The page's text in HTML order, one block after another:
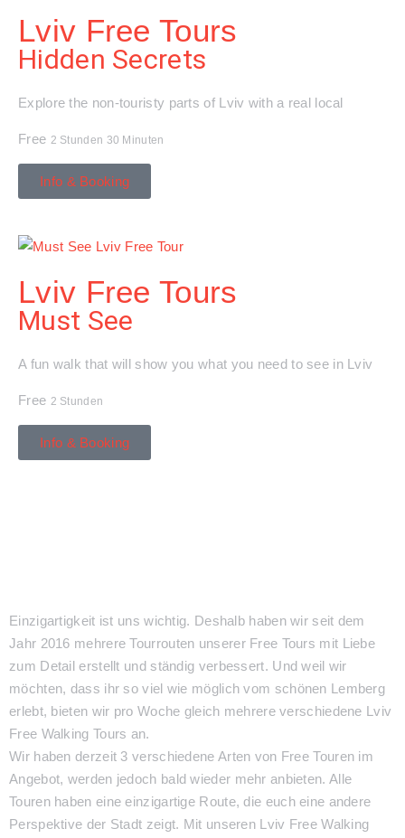
Lviv Free Tours
Hidden Secrets
Explore the non-touristy parts of Lviv with a real local
Free 2 Stunden 30 Minuten
Info & Booking
Lviv Free Tours
Must See
A fun walk that will show you what you need to see in Lviv
Free 2 Stunden
Info & Booking
Einzigartigkeit ist uns wichtig. Deshalb haben wir seit dem
Jahr 2016 mehrere Tourrouten unserer Free Tours mit Liebe
zum Detail erstellt und ständig verbessert. Und weil wir
möchten, dass ihr so viel wie möglich vom schönen Lemberg
erlebt, bieten wir pro Woche gleich mehrere verschiedene Lviv
Free Walking Tours an.
Wir haben derzeit 3 verschiedene Arten von Free Touren im
Angebot, werden jedoch bald wieder mehr anbieten. Alle
Touren haben eine einzigartige Route, die euch eine andere
Perspektive der Stadt zeigt. Mit unseren Lviv Free Walking